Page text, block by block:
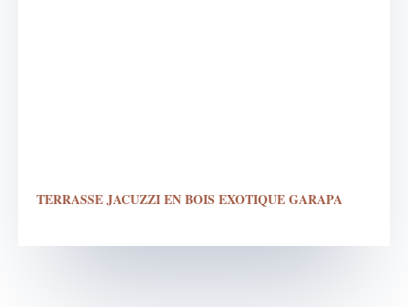
TERRASSE JACUZZI EN BOIS EXOTIQUE GARAPA